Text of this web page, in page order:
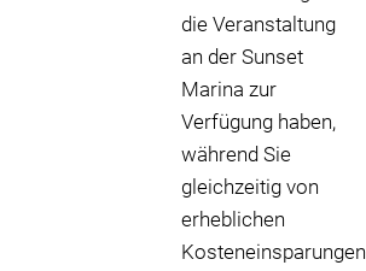
die Veranstaltung
an der Sunset
Marina zur
Verfügung haben,
während Sie
gleichzeitig von
erheblichen
Kosteneinsparungen